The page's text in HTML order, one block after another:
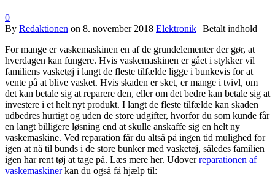
0
By Redaktionen on 8. november 2018 Elektronik
For mange er vaskemaskinen en af de grundelementer der gør, at
hverdagen kan fungere. Hvis vaskemaskinen er gået i stykker vil
familiens vasketøj i langt de fleste tilfælde ligge i bunkevis for at
vente på at blive vasket. Hvis skaden er sket, er mange i tvivl, om
det kan betale sig at reparere den, eller om det bedre kan betale sig at
investere i et helt nyt produkt. I langt de fleste tilfælde kan skaden
udbedres hurtigt og uden de store udgifter, hvorfor du som kunde får
en langt billigere løsning end at skulle anskaffe sig en helt ny
vaskemaskine. Ved reparation får du altså på ingen tid mulighed for
igen at nå til bunds i de store bunker med vasketøj, således familien
igen har rent tøj at tage på. Læs mere her. Udoverreparationen af
vaskemaskinerkan du også få hjælp til: